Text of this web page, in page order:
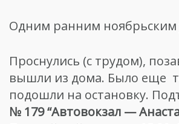
Одним ранним
Проснулись (с трудом),
вышли из дома. Было еще
подошли на остановку.
№ 179 “Автовокзал —